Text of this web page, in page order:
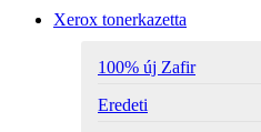
Xerox tonerkazetta
100% új Zafir
Eredeti